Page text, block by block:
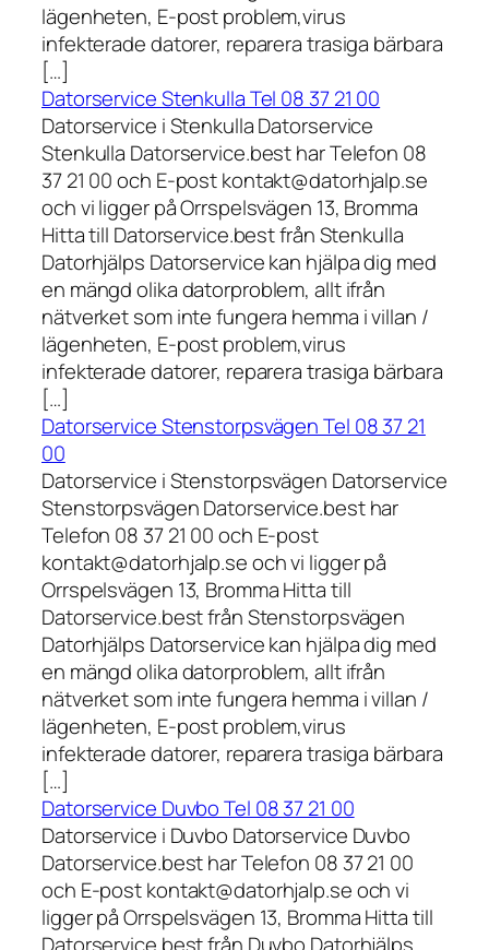
lägenheten, E-post problem,virus
infekterade datorer, reparera trasiga bärbara
[…]
Datorservice Stenkulla Tel 08 37 21 00
Datorservice i Stenkulla Datorservice
Stenkulla Datorservice.best har Telefon 08
37 21 00 och E-post kontakt@datorhjalp.se
och vi ligger på Orrspelsvägen 13, Bromma
Hitta till Datorservice.best från Stenkulla
Datorhjälps Datorservice kan hjälpa dig med
en mängd olika datorproblem, allt ifrån
nätverket som inte fungera hemma i villan /
lägenheten, E-post problem,virus
infekterade datorer, reparera trasiga bärbara
[…]
Datorservice Stenstorpsvägen Tel 08 37 21
00
Datorservice i Stenstorpsvägen Datorservice
Stenstorpsvägen Datorservice.best har
Telefon 08 37 21 00 och E-post
kontakt@datorhjalp.se och vi ligger på
Orrspelsvägen 13, Bromma Hitta till
Datorservice.best från Stenstorpsvägen
Datorhjälps Datorservice kan hjälpa dig med
en mängd olika datorproblem, allt ifrån
nätverket som inte fungera hemma i villan /
lägenheten, E-post problem,virus
infekterade datorer, reparera trasiga bärbara
[…]
Datorservice Duvbo Tel 08 37 21 00
Datorservice i Duvbo Datorservice Duvbo
Datorservice.best har Telefon 08 37 21 00
och E-post kontakt@datorhjalp.se och vi
ligger på Orrspelsvägen 13, Bromma Hitta till